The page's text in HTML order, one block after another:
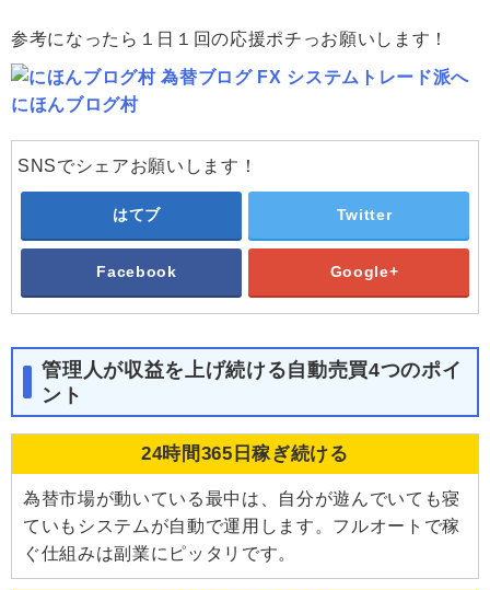
参考になったら１日１回の応援ポチっお願いします！
にほんブログ村
SNSでシェアお願いします！
はてブ Twitter
Facebook Google+
管理人が収益を上げ続ける自動売買4つのポイ
ント
24時間365日稼ぎ続ける
為替市場が動いている最中は、自分が遊んでいても寝
ていもシステムが自動で運用します。フルオートで稼
ぐ仕組みは副業にピッタリです。